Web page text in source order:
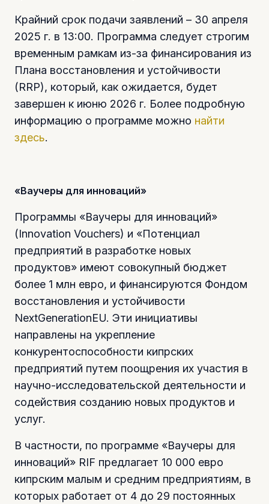
Крайний срок подачи заявлений – 30 апреля
2025 г. в 13:00. Программа следует строгим
временным рамкам из-за финансирования из
Плана восстановления и устойчивости
(RRP), который, как ожидается, будет
завершен к июню 2026 г. Более подробную
информацию о программе можно найти
здесь.
«Ваучеры для инноваций»
Программы «Ваучеры для инноваций»
(Innovation Vouchers) и «Потенциал
предприятий в разработке новых
продуктов» имеют совокупный бюджет
более 1 млн евро, и финансируются Фондом
восстановления и устойчивости
NextGenerationEU. Эти инициативы
направлены на укрепление
конкурентоспособности кипрских
предприятий путем поощрения их участия в
научно-исследовательской деятельности и
содействия созданию новых продуктов и
услуг.
В частности, по программе «Ваучеры для
инноваций» RIF предлагает 10 000 евро
кипрским малым и средним предприятиям, в
которых работает от 4 до 29 постоянных